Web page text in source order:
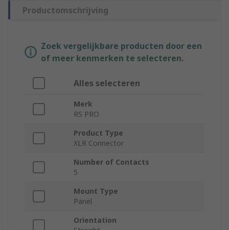
Productomschrijving
Zoek vergelijkbare producten door een
of meer kenmerken te selecteren.
Alles selecteren
Merk
RS PRO
Product Type
XLR Connector
Number of Contacts
5
Mount Type
Panel
Orientation